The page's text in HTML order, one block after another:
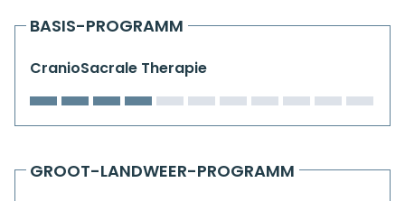
BASIS-PROGRAMM
CranioSacrale Therapie
GROOT-LANDWEER-PROGRAMM
Kursorte mit Kursangeboten